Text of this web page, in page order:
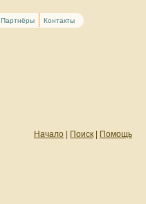
Партнёры Контакты
Начало Поиск Помощь